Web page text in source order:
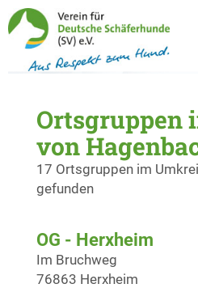
Ortsgruppen
von
17 Ortsgruppen im
gefunden
OG - Herxheim
Im Bruchweg
76863 Herxheim